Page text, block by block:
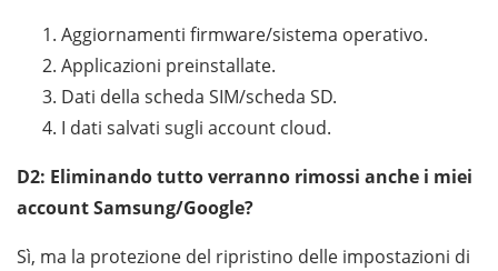
Aggiornamenti firmware/sistema operativo.
Applicazioni preinstallate.
Dati della scheda SIM/scheda SD.
I dati salvati sugli account cloud.
D2: Eliminando tutto verranno rimossi anche i miei
account Samsung/Google?
Sì, ma la protezione del ripristino delle impostazioni di